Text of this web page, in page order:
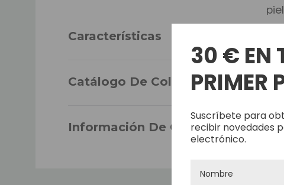
TAMAÑO
Características
Catálogo De Colores
Información De Garantía
30 € EN
PRIMER
Suscríbete para
recibir novedades
electrónico.